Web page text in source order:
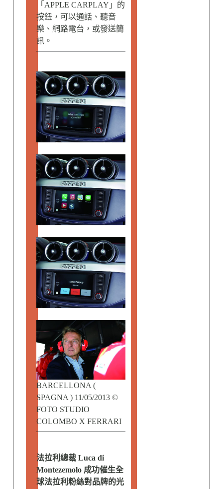
「APPLE CARPLAY」的
按鈕，可以通話、聽音
樂、網路電台，或發送簡
訊。
BARCELLONA (
SPAGNA ) 11/05/2013 ©
FOTO STUDIO
COLOMBO X FERRARI
法拉利總裁 Luca di
Montezemolo 成功催生全
球法拉利粉絲對品牌的光